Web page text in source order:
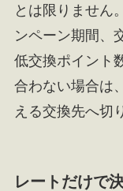
とは限りません
ンペーン期間、
低交換ポイント
合わない場合は
える交換先へ切
レートだけで